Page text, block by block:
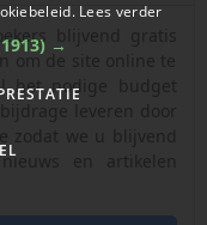
blijvend gratis
om de site online te
het nodige budget
leveren door
zodat we u blijvend
en artikelen
Lees verder
→